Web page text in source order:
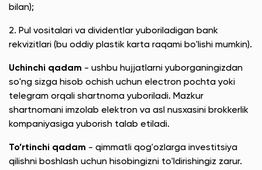
bilan);
2. Pul vositalari va dividentlar yuboriladigan bank
rekvizitlari (bu oddiy plastik karta raqami bo'lishi mumkin).
Uchinchi qadam - ushbu hujjatlarni yuborganingizdan
so'ng sizga hisob ochish uchun electron pochta yoki
telegram orqali shartnoma yuboriladi. Mazkur
shartnomani imzolab elektron va asl nusxasini brokkerlik
kompaniyasiga yuborish talab etiladi.
To’rtinchi qadam - qimmatli qog'ozlarga investitsiya
qilishni boshlash uchun hisobingizni to'ldirishingiz zarur.